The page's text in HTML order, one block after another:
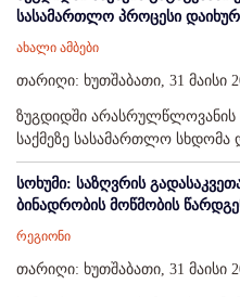
სასამართლო პროცესი
ახალი ამბები
თარიღი: ხუთშაბათი, 31 მაისი
ზუგდიდში არასრულწლოვანის
საქმეზე სასამართლო სხდომა
სოხუმი: საზღვრის
ბინადრობის მოწმობის
რეგიონი
თარიღი: ხუთშაბათი, 31 მაისი